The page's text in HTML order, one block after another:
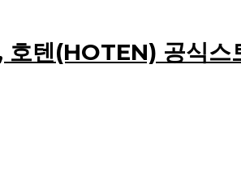
호텐(HOTEN) 공식스